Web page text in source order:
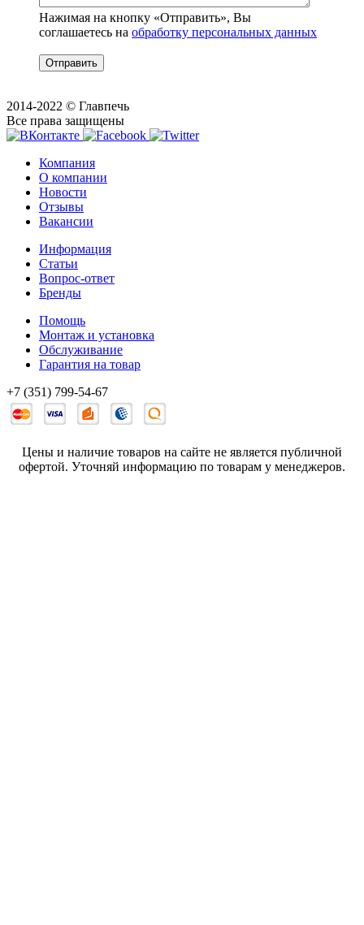
Нажимая на кнопку «Отправить», Вы
соглашаетесь на обработку персональных данных
Отправить
2014-2022 © Главпечь
Все права защищены
Компания
О компании
Новости
Отзывы
Вакансии
Информация
Статьи
Вопрос-ответ
Бренды
Помощь
Монтаж и установка
Обслуживание
Гарантия на товар
+7 (351) 799-54-67
Цены и наличие товаров на сайте не является публичной
офертой. Уточняй информацию по товарам у менеджеров.